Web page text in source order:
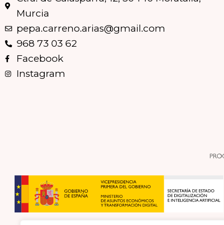
Murcia
pepa.carreno.arias@gmail.com
968 73 03 62
Facebook
Instagram